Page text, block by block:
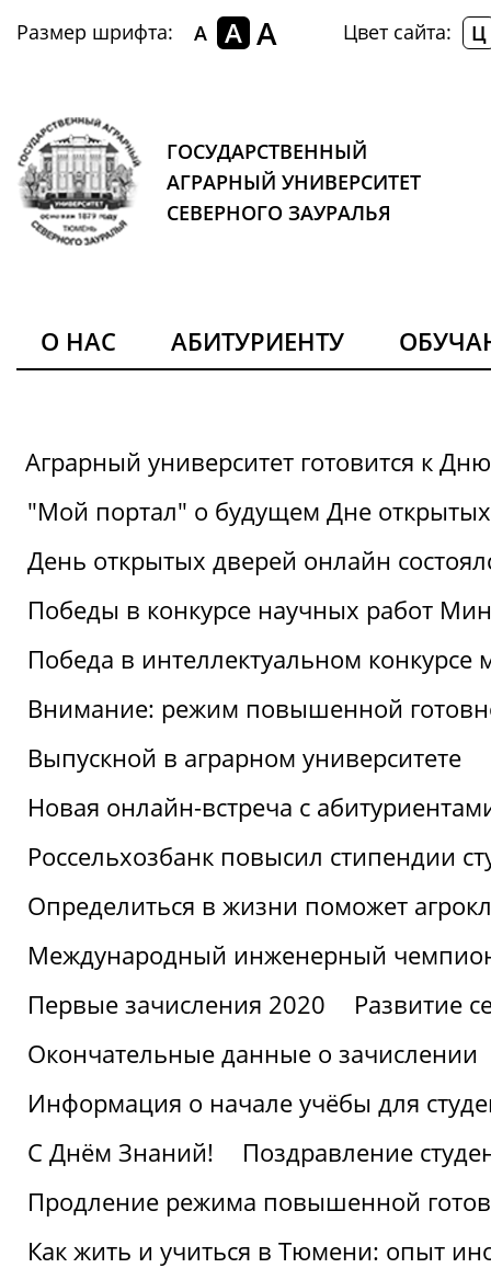
Размер шрифта: A A A Цвет сайта: Ц
ГОСУДАРСТВЕННЫЙ
АГРАРНЫЙ УНИВЕРСИТЕТ
СЕВЕРНОГО ЗАУРАЛЬЯ
О НАС АБИТУРИЕНТУ
Аграрный университет готовится к
"Мой портал" о будущем Дне
День открытых дверей онлайн
Победы в конкурсе научных работ
Победа в интеллектуальном конкурсе
Внимание: режим повышенной
Выпускной в аграрном университете
Новая онлайн-встреча с
Россельхозбанк повысил стипендии
Определиться в жизни поможет
Международный инженерный
Первые зачисления 2020
Развитие
Окончательные данные о зачислении
Информация о начале учёбы для
С Днём Знаний!
Поздравление
Продление режима повышенной
Как жить и учиться в Тюмени: опыт